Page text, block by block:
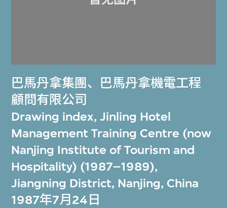
巴馬丹拿集團 、 巴馬丹拿機電工程
顧問有限公司
Drawing index, Jinling Hotel
Management Training Centre (now
Nanjing Institute of Tourism and
Hospitality) (1987–1989),
Jiangning District, Nanjing, China
1987年7月24日